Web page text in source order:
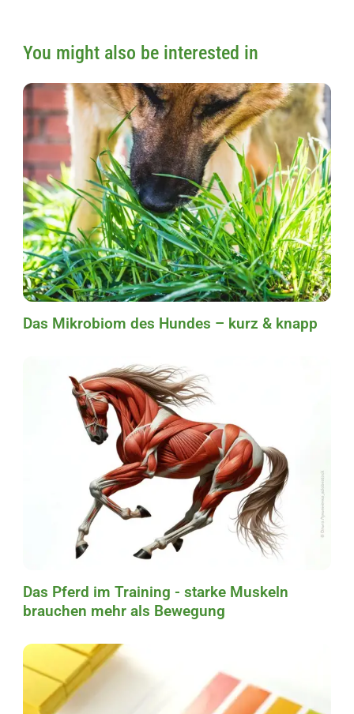
You might also be interested in
Das Mikrobiom des Hundes – kurz & knapp
Das Pferd im Training - starke Muskeln
brauchen mehr als Bewegung